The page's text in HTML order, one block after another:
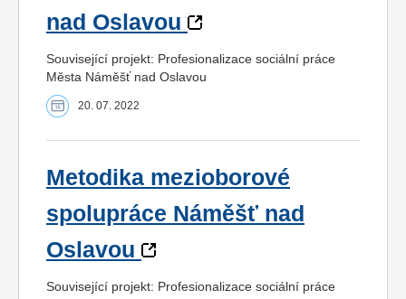
nad Oslavou
Související projekt: Profesionalizace sociální práce
Města Náměšť nad Oslavou
20. 07. 2022
Metodika mezioborové
spolupráce Náměšť nad
Oslavou
Související projekt: Profesionalizace sociální práce